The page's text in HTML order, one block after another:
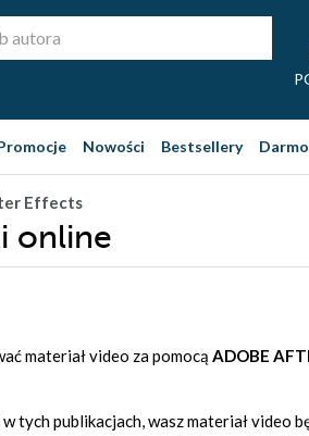
Nowości Bestsellery
Effects
online
materiał video za pomocą ADOBE
tych publikacjach, wasz materiał video